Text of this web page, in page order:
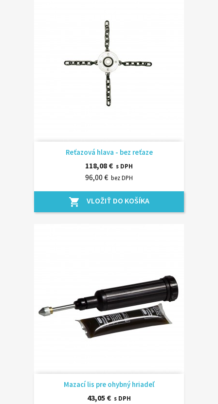
Reťazová hlava - bez reťaze
118,08 € s DPH
96,00 € bez DPH
shopping_cart VLOŽIŤ DO KOŠÍKA
Mazací lis pre ohybný hriadeľ
43,05 € s DPH